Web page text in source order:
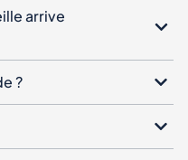
arrive
?